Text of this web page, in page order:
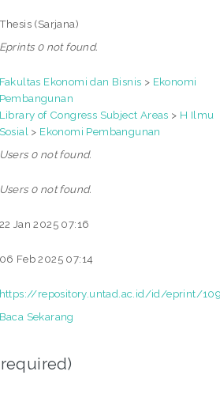
Thesis (Sarjana)
Eprints 0 not found.
Fakultas Ekonomi dan Bisnis > Ekonomi
Pembangunan
Library of Congress Subject Areas > H Ilmu
Sosial > Ekonomi Pembangunan
Users 0 not found.
Users 0 not found.
22 Jan 2025 07:16
06 Feb 2025 07:14
https://repository.untad.ac.id/id/eprint/
Baca Sekarang